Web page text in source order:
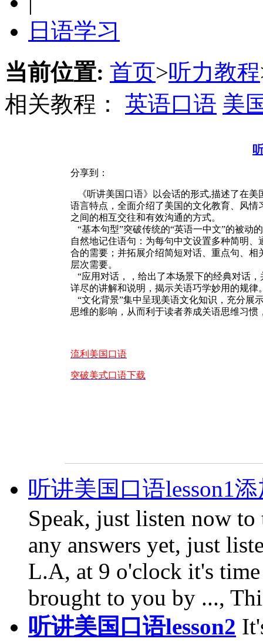
日语学习
当前位置: 首页>听力教程
相关教程： 英语口语 美
分享到：
《听讲美国口语》以会话的形式,描述了在
语言特点，全面介绍了美国的文化教育、风
之间的相互交往和有效沟通的方式。
“基本句型”突破传统的“英语一中文”的被动
自然地记住语句：为每句中文设置多种简明
合的需要；并拓展介绍简短对话、重点句、
层次需要。
“应用对话，，给出了本场景下的经典对话
详尽的讲解和说明，揭示关语巧学妙用的规律
“文化背景”集中呈现美语文化知识，充分展
思维的影响，从而利于读者养成关语思维习惯
流利美国口语
突破美式口语下载
听讲美国口语lesson1
Speak, just listen now
any answers yet, just
L.A, at 9 o'clock it's
brought to you by ...,
听讲美国口语lesson2